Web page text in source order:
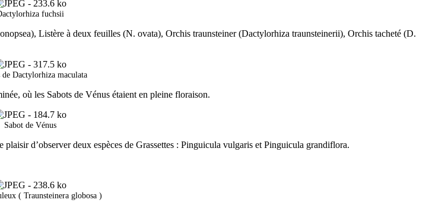
fuchsii
Listère à deux feuilles (N. ovata), Orchis traunsteiner (Dactylorhiza traunsteinerii), Orchis tacheté (D.
de Dactylorhiza maculata
où les Sabots de Vénus étaient en pleine floraison.
Sabot de Vénus
d’observer deux espèces de Grassettes : Pinguicula vulgaris et Pinguicula grandiflora.
( Traunsteinera globosa )